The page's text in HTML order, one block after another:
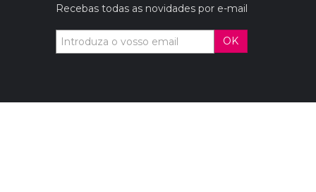
Recebas todas as novidades por e-mail
OK